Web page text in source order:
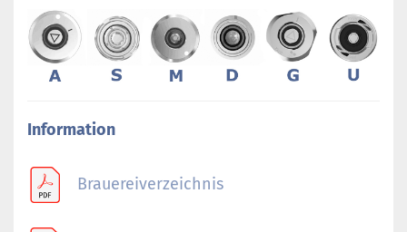
Information
Brauereiverzeichnis